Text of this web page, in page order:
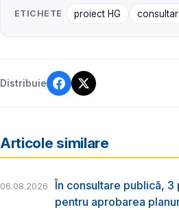
ETICHETE proiect HG
Distribuie
Articole similare
06.08.2026
În consultare publică,
pentru aprobarea